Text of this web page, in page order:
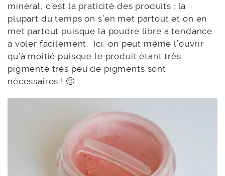
minéral, c’est la praticité des produits : la
plupart du temps on s’en met partout et on en
met partout puisque la poudre libre a tendance
à voler facilement. Ici, on peut même l’ouvrir
qu’à moitié puisque le produit étant très
pigmenté très peu de pigments sont
nécessaires ! 🙂